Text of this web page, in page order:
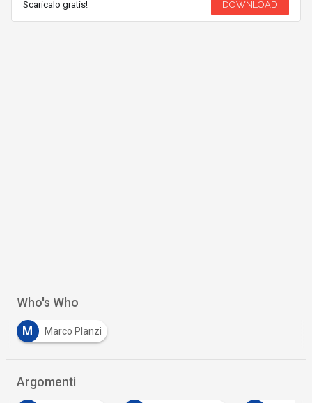
Scaricalo gratis! DOWNLOAD
Who's Who
M Marco Planzi
Argomenti